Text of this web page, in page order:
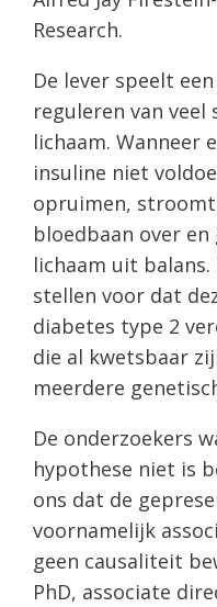
Research.
De lever speelt
reguleren van
lichaam. Wanneer
insuline niet
opruimen,
bloedbaan over
lichaam uit
stellen voor dat
diabetes type 2
die al kwetsbaar
meerdere
De onderzoekers
hypothese niet is
ons dat de
voornamelijk
geen causaliteit
PhD, associate